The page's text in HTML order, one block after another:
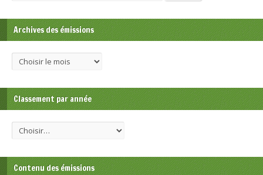
Archives des émissions
Classement par année
Contenu des émissions